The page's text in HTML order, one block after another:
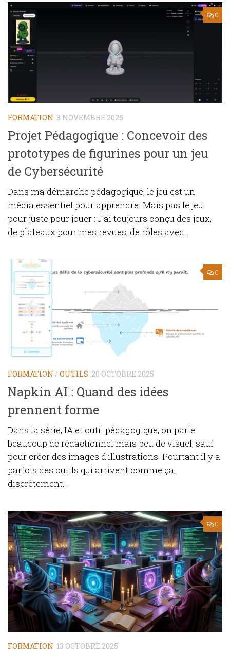
0
FORMATION 3 NOVEMBRE 2025
Projet Pédagogique : Concevoir des
prototypes de figurines pour un jeu
de Cybersécurité
Dans ma démarche pédagogique, le jeu est un
média essentiel pour apprendre. Mais pas le jeu
pour juste pour jouer : J’ai toujours conçu des jeux,
de plateaux pour mes revues, de rôles avec...
0
FORMATION / OUTILS 20 OCTOBRE 2025
Napkin AI : Quand des idées
prennent forme
Dans la série, IA et outil pédagogique, on parle
beaucoup de rédactionnel mais peu de visuel, sauf
pour créer des images d’illustrations. Pourtant il y a
parfois des outils qui arrivent comme ça,
discrètement,...
0
FORMATION 13 OCTOBRE 2025